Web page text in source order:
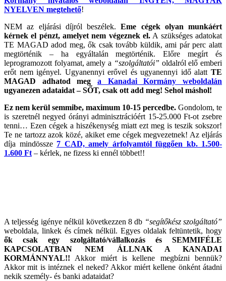
NYELVEN megtehető!
NEM az eljárási díjról beszélek.Eme cégek olyan munkáért
kérnek el pénzt, amelyet nem végeznek el. A szükséges adatokat
TE MAGAD adod meg, ők csak tovább küldik, ami pár perc alatt
megtörténik – ha egyáltalán megtörténik. Előre megírt és
leprogramozott folyamat, amely a “szolgáltatói” oldalról elő emberi
erőt nem igényel. Ugyanennyi erővel és ugyanennyi idő alatt TE
MAGAD adhatod meg a Kanadai Kormány weboldalán
ugyanezen adataidat – SŐT, csak ott add meg! Sehol máshol!
Ez nem kerül semmibe, maximum 10-15 percedbe. Gondolom, te
is szeretnél negyed órányi adminisztrációért 15-25.000 Ft-ot zsebre
tenni… Ezen cégek a hiszékenység miatt ezt meg is teszik sokszor!
Te ne tartozz azok közé, akiket eme cégek megvezetnek! Az eljárás
díja mindössze 7 CAD, amely árfolyamtól függően kb. 1.500-
1.600 Ft – kérlek, ne fizess ki ennél többet!!
A teljesség igénye nélkül következzen 8 db “segítőkész szolgáltató”
weboldala, linkek és címek nélkül. Egyes oldalak feltüntetik, hogy
ők csak egy szolgáltató/vállalkozás és SEMMIFÉLE
KAPCSOLATBAN NEM ÁLLNAK A KANADAI
KORMÁNNYAL!! Akkor miért is kellene megbízni bennük?
Akkor mit is intéznek el neked? Akkor miért kellene önként átadni
nekik személy- és banki adataidat?